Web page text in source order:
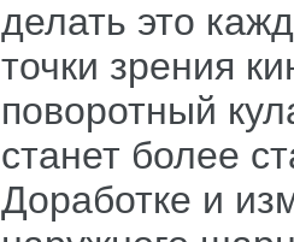
делать это
точки зрения
поворотный
станет более
Доработке и